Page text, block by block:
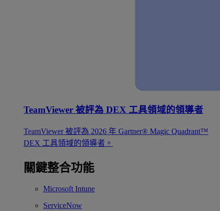
TeamViewer 被評為 DEX 工具領域的領導者
TeamViewer 被評為 2026 年 Gartner® Magic Quadrant™
DEX 工具領域的領導者。
關鍵整合功能
Microsoft Intune
ServiceNow